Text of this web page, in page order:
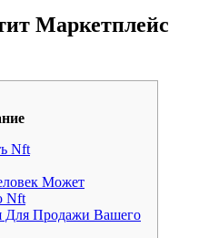
Маркетплейс
Nft
Может
Nft
Для Продажи Вашего